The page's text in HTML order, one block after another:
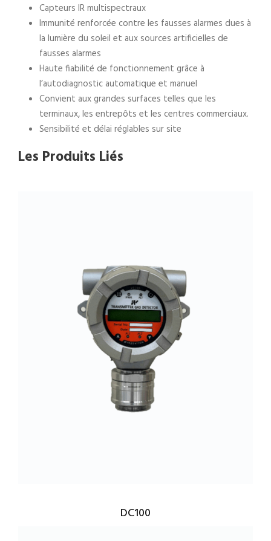
Capteurs IR multispectraux
Immunité renforcée contre les fausses alarmes dues à
la lumière du soleil et aux sources artificielles de
fausses alarmes
Haute fiabilité de fonctionnement grâce à
l’autodiagnostic automatique et manuel
Convient aux grandes surfaces telles que les
terminaux, les entrepôts et les centres commerciaux.
Sensibilité et délai réglables sur site
Les Produits Liés
DC100